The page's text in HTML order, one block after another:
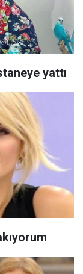
yattı